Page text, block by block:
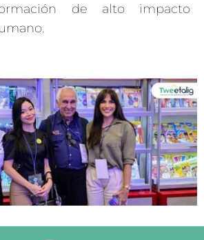
de alto impacto